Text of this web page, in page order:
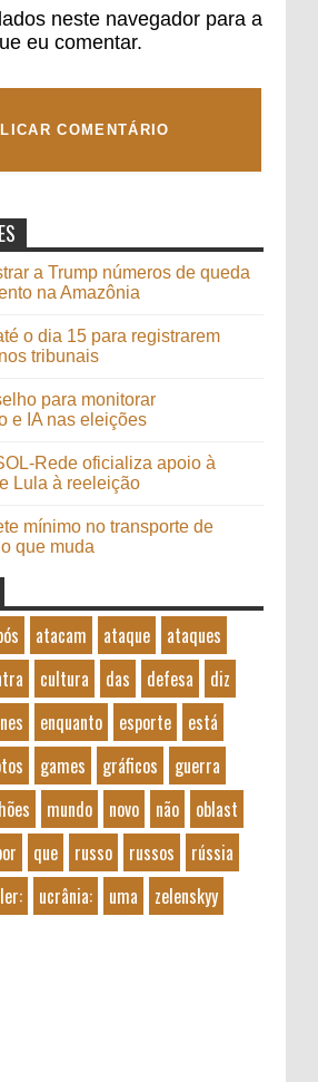
neste navegador para a
eu comentar.
a Trump números de queda
na Amazônia
o dia 15 para registrarem
tribunais
para monitorar
e IA nas eleições
Rede oficializa apoio à
Lula à reeleição
mínimo no transporte de
que muda
atacam ataque
ataques
cultura das defesa
diz
enquanto esporte
está
games gráficos
guerra
mundo novo não
oblast
que russo russos
rússia
ucrânia: uma zelenskyy